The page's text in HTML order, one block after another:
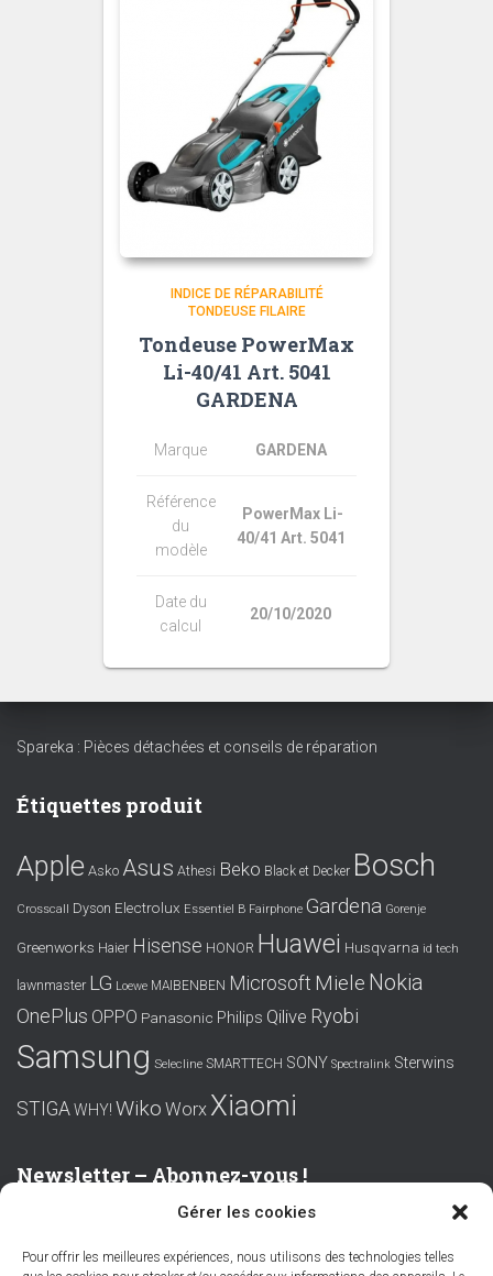
Gérer les cookies
Pour offrir les meilleures expériences, nous utilisons des technologies telles
INDICE DE RÉPARABILITÉ
TONDEUSE FILAIRE
Tondeuse PowerMax
Li-40/41 Art. 5041
GARDENA
Marque GARDENA
Référence
du
modèle
PowerMax Li-
40/41 Art. 5041
Date du
calcul
20/10/2020
Spareka : Pièces détachées et conseils de réparation
Étiquettes produit
Apple Asko Asus Athesi Beko Black et Decker Bosch
Crosscall Dyson Electrolux Essentiel B Fairphone Gardena Gorenje
Greenworks Haier Hisense HONOR Huawei Husqvarna id tech
lawnmaster LG Loewe MAIBENBEN Microsoft Miele Nokia
OnePlus OPPO Panasonic Philips Qilive Ryobi
Samsung Selecline SMARTTECH SONY Spectralink Sterwins
STIGAWHY! Wiko Worx Xiaomi
Newsletter – Abonnez-vous !
Prénom ou nom complet